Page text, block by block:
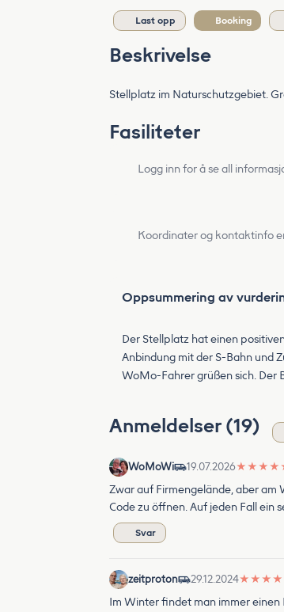
Last opp Booking
Beskrivelse
Stellplatz im Naturschutzgebiet.
Fasiliteter
Logg inn for å se all
Koordinater og kontaktinfo
Oppsummering av
Der Stellplatz hat einen
Anbindung mit der S-Bahn und
WoMo-Fahrer grüßen sich. Der
Anmeldelser (19)
WoMoWi 19.07.2026★ ★ ★ ★
Zwar auf Firmengelände, aber am
Code zu öffnen. Auf jeden Fall ein
Svar
zeitproton 29.12.2024★ ★ ★ ★
Im Winter findet man immer einen